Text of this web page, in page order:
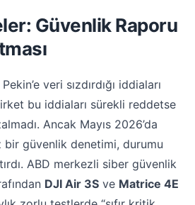
Güvenlik Raporu
Pekin’e veri sızdırdığı iddiaları
bu iddiaları sürekli reddetse
Ancak Mayıs 2026’da
bir güvenlik denetimi, durumu
ABD merkezli siber güvenlik
DJI Air 3S ve Matrice 4E